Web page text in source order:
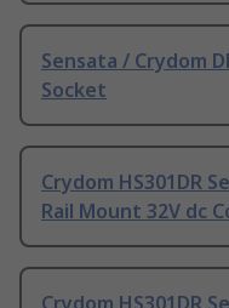
Sensata / Crydom
Socket
Crydom HS301DR
Rail Mount 32V dc